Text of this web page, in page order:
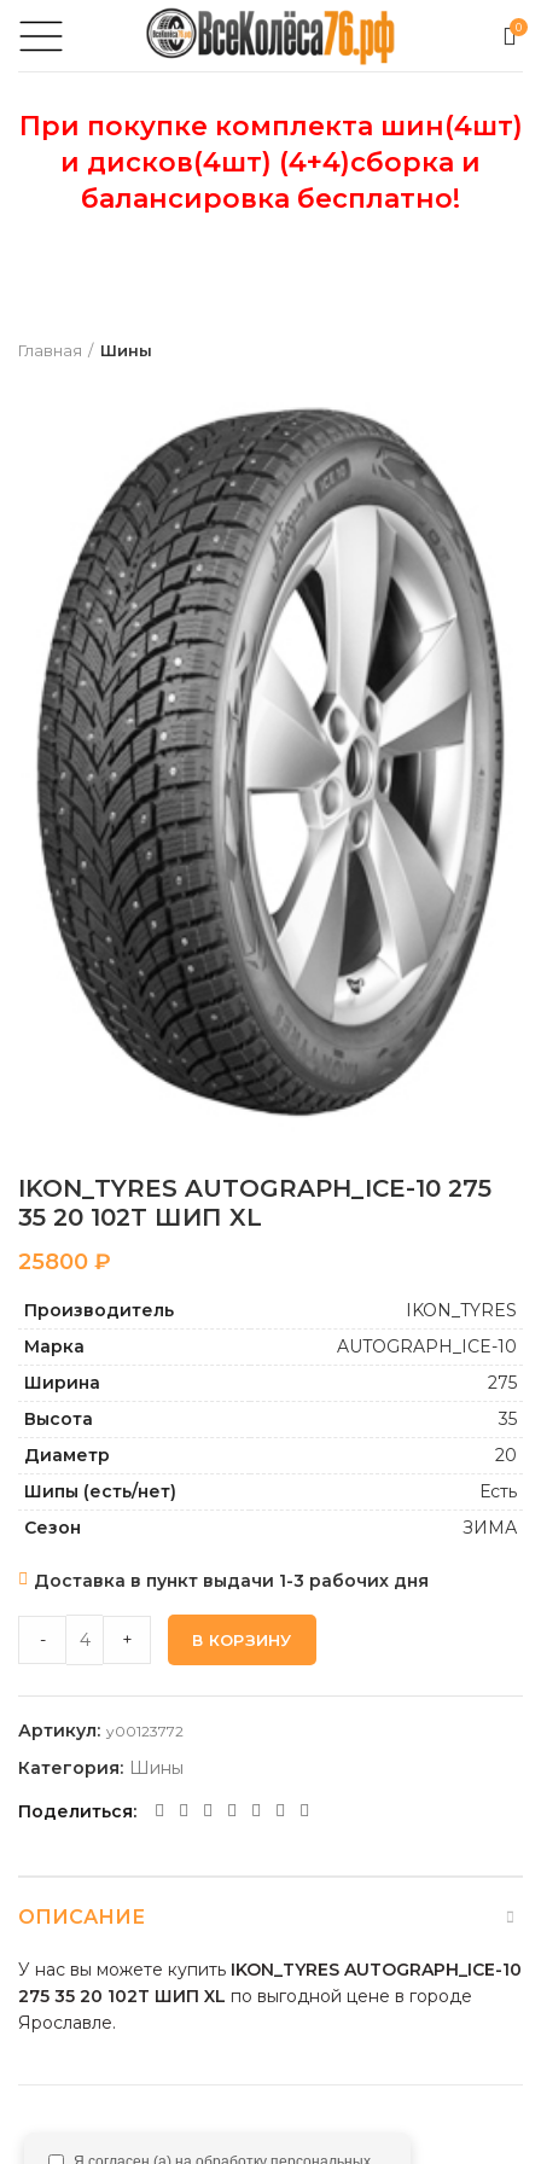
0
При покупке комплекта шин(4шт)
и дисков(4шт) (4+4)сборка и
балансировка бесплатно!
Главная Шины
IKON_TYRES AUTOGRAPH_ICE-10 275
35 20 102T ШИП XL
₽
Производитель
IKON_TYRES
Марка
AUTOGRAPH_ICE-10
Ширина
275
Высота
35
Диаметр
20
Шипы (есть/нет)
Есть
Сезон
ЗИМА
Доставка в пункт выдачи 1-3 рабочих дня
IKON_TYRES AUTOGRAPH_ICE-10 275 35 20 102T ШИП XL
- + В КОРЗИНУ
Артикул: y00123772
Категория: Шины
Поделиться
ОПИСАНИЕ
У нас вы можете купить IKON_TYRES AUTOGRAPH_ICE-10
275 35 20 102T ШИП XL по выгодной цене в городе
Ярославле.